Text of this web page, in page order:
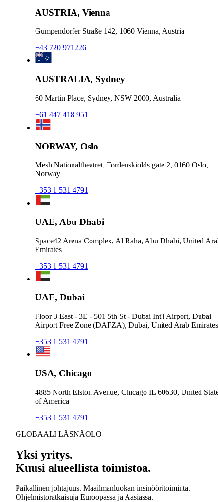
AUSTRIA, Vienna
Gumpendorfer Straße 142, 1060 Vienna, Austria
+43 720 971226
AUSTRALIA, Sydney
60 Martin Place, Sydney, NSW 2000, Australia
+61 447 418 951
NORWAY, Oslo
Mesh Nationaltheatret, Tordenskiolds gate 2, 0160 Oslo,
Norway
+353 1 531 4791
UAE, Abu Dhabi
Space42 Arena Complex, Al Raha, Abu Dhabi, United
Emirates
+353 1 531 4791
UAE, Dubai
Floor 3 East - 3E - 501 5th St - Dubai Int'l Airport, Dubai
Airport Free Zone (DAFZA), Dubai, United Arab Emirates
+353 1 531 4791
USA, Chicago
4885 North Elston Avenue, Chicago IL 60630, United
of America
+353 1 531 4791
GLOBAALI LÄSNÄOLO
Yksi yritys.
Kuusi alueellista toimistoa.
Paikallinen johtajuus. Maailmanluokan insinööritoiminta.
Ohjelmistoratkaisuja Euroopassa ja Aasiassa.